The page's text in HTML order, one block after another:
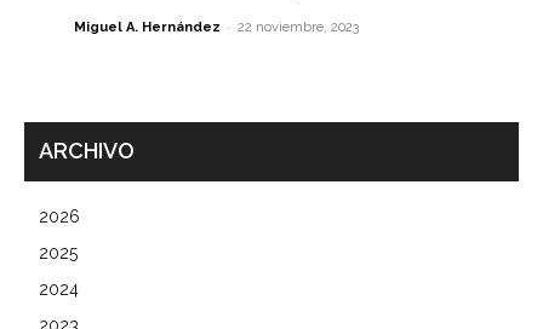
Miguel A. Hernández - 22 noviembre, 2023
ARCHIVO
2026
2025
2024